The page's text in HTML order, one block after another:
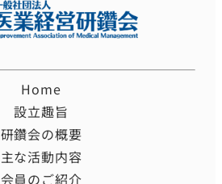
Home
設立趣旨
研鑽会の概要
主な活動内容
会員のご紹介